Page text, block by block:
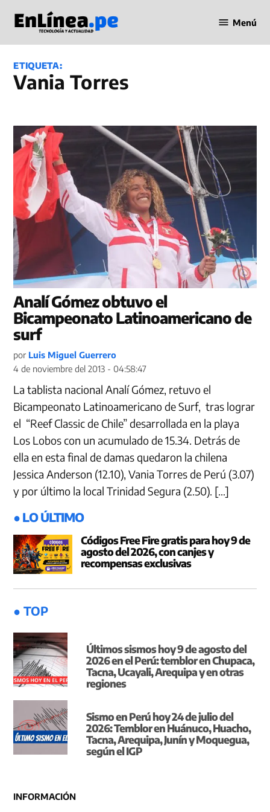
contenido
en Línea
Menú
ETIQUETA:
Vania Torres
Analí Gómez obtuvo el
Bicampeonato Latinoamericano de
surf
por Luis Miguel Guerrero
4 de noviembre del 2013 - 04:58:47
La tablista nacional Analí Gómez, retuvo el
Bicampeonato Latinoamericano de Surf, tras lograr
el “Reef Classic de Chile” desarrollada en la playa
Los Lobos con un acumulado de 15.34. Detrás de
ella en esta final de damas quedaron la chilena
Jessica Anderson (12.10), Vania Torres de Perú (3.07)
y por último la local Trinidad Segura (2.50). […]
● LO ÚLTIMO
Códigos Free Fire gratis para hoy 9 de
agosto del 2026, con canjes y
recompensas exclusivas
● TOP
Últimos sismos hoy 9 de agosto del
2026 en el Perú: temblor en Chupaca,
Tacna, Ucayali, Arequipa y en otras
regiones
Sismo en Perú hoy 24 de julio del
2026: Temblor en Huánuco, Huacho,
Tacna, Arequipa, Junín y Moquegua,
según el IGP
INFORMACIÓN